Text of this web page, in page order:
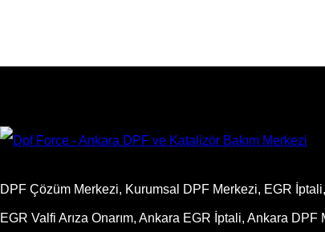
DPF Çözüm Merkezi, Kurumsal DPF Merkezi, EGR
EGR Valfi Arıza Onarım, Ankara EGR İptali, Ankara